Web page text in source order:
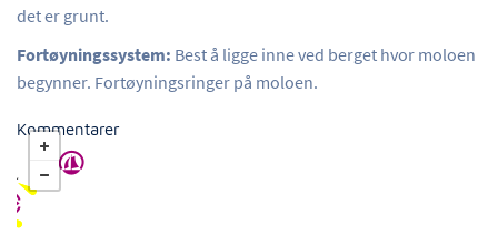
det er grunt.
Fortøyningssystem: Best å ligge inne ved berget hvor moloen
begynner. Fortøyningsringer på moloen.
Kommentarer